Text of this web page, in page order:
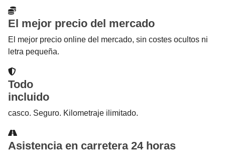
El mejor precio del mercado
El mejor precio online del mercado, sin costes ocultos ni
letra pequeña.
Todo
incluido
casco. Seguro. Kilometraje ilimitado.
Asistencia en carretera 24 horas